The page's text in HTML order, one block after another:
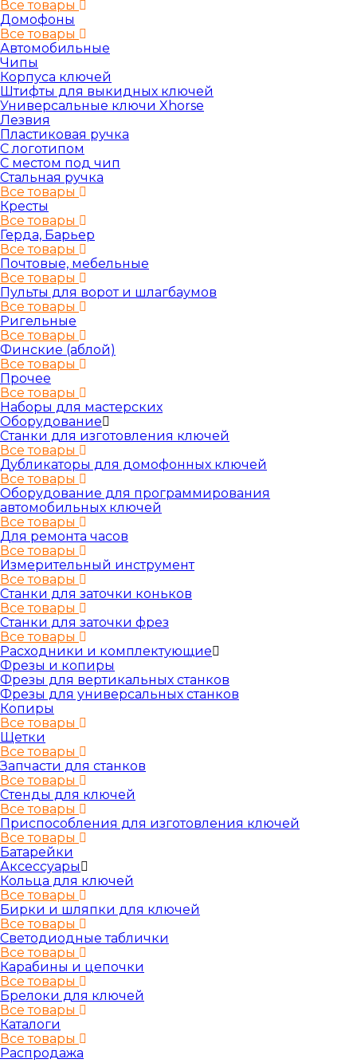
Все товары
Домофоны
Все товары
Автомобильные
Чипы
Корпуса ключей
Штифты для выкидных ключей
Универсальные ключи Xhorse
Лезвия
Пластиковая ручка
С логотипом
С местом под чип
Стальная ручка
Все товары
Кресты
Все товары
Герда, Барьер
Все товары
Почтовые, мебельные
Все товары
Пульты для ворот и шлагбаумов
Все товары
Ригельные
Все товары
Финские (аблой)
Все товары
Прочее
Все товары
Наборы для мастерских
Оборудование
Станки для изготовления ключей
Все товары
Дубликаторы для домофонных ключей
Все товары
Оборудование для программирования
автомобильных ключей
Все товары
Для ремонта часов
Все товары
Измерительный инструмент
Все товары
Станки для заточки коньков
Все товары
Станки для заточки фрез
Все товары
Расходники и комплектующие
Фрезы и копиры
Фрезы для вертикальных станков
Фрезы для универсальных станков
Копиры
Все товары
Щетки
Все товары
Запчасти для станков
Все товары
Стенды для ключей
Все товары
Приспособления для изготовления ключей
Все товары
Батарейки
Аксессуары
Кольца для ключей
Все товары
Бирки и шляпки для ключей
Все товары
Светодиодные таблички
Все товары
Карабины и цепочки
Все товары
Брелоки для ключей
Все товары
Каталоги
Все товары
Распродажа